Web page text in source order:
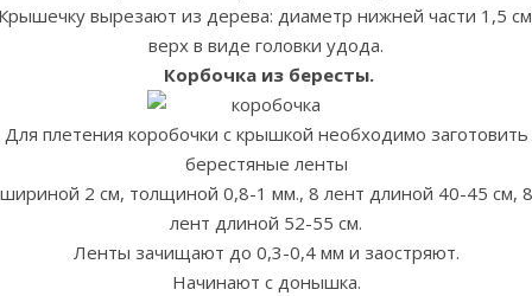
вырезают из дерева: диаметр нижней части 1,5
верх в виде головки удода.
Корбочка из бересты.
Для плетения коробочки с крышкой необходимо заготовить
берестяные ленты
шириной 2 см, толщиной 0,8-1 мм., 8 лент длиной 40-45 см, 8
лент длиной 52-55 см.
Ленты зачищают до 0,3-0,4 мм и заостряют.
Начинают с донышка.